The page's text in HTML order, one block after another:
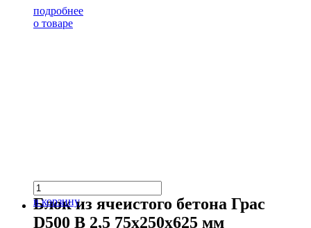
подробнее
о товаре
в корзину
Блок из ячеистого бетона Грас
D500 В 2,5 75х250х625 мм